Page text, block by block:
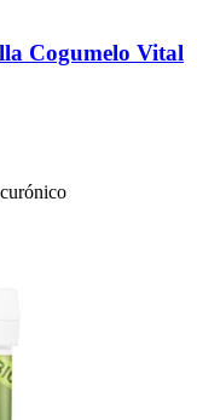
Cogumelo Vital